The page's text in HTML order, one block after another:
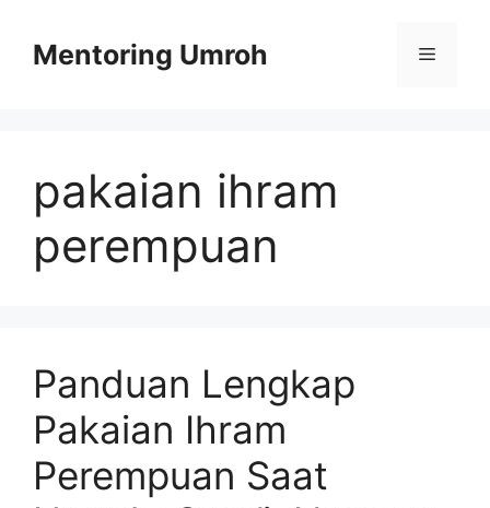
contentMentoring Umroh Menu
pakaian ihram
perempuan
Panduan Lengkap
Pakaian Ihram
Perempuan Saat